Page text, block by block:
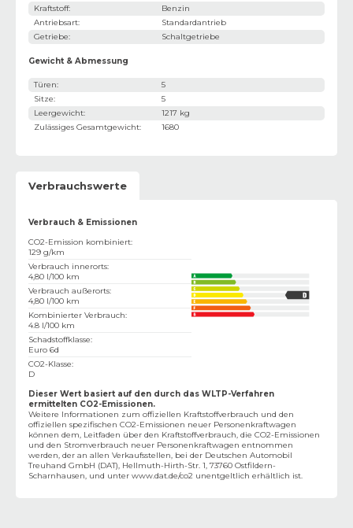
Kraftstoff:
Benzin
Antriebsart:
Standardantrieb
Getriebe: Schaltgetriebe
Gewicht & Abmessung
Türen:
5
Sitze:
5
Leergewicht:
1217 kg
Zulässiges Gesamtgewicht: 1680
Verbrauchswerte
Verbrauch & Emissionen
CO2-Emission kombiniert:
129 g/km
Verbrauch innerorts:
4,80 l/100 km
Verbrauch außerorts:
4,80 l/100 km
Kombinierter Verbrauch:
4.8 l/100 km
Schadstoffklasse:
Euro 6d
CO2-Klasse:
D
Dieser Wert basiert auf den durch das WLTP-Verfahren
ermittelten CO2-Emissionen.
Weitere Informationen zum offiziellen Kraftstoffverbrauch und den
offiziellen spezifischen CO2-Emissionen neuer Personenkraftwagen
können dem‚ Leitfaden über den Kraftstoffverbrauch, die CO2-Emissionen
und den Stromverbrauch neuer Personenkraftwagen entnommen
werden, der an allen Verkaufsstellen, bei der Deutschen Automobil
Treuhand GmbH (DAT), Hellmuth-Hirth-Str. 1, 73760 Ostfildern-
Scharnhausen, und unter www.dat.de/co2 unentgeltlich erhältlich ist.